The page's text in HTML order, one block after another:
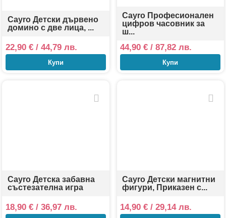
Cayro Детски дървено
домино с две лица, ...
22,90 €/ 44,79 лв.
Купи
Cayro Професионален
цифров часовник за
ш...
44,90 €/ 87,82 лв.
Купи
Cayro Детска забавна
състезателна игра
18,90 €/ 36,97 лв.
Cayro Детски магнитни
фигури, Приказен с...
14,90 €/ 29,14 лв.